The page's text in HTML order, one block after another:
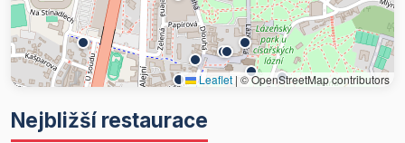
Leaflet | © OpenStreetMap contributors
Nejbližší restaurace